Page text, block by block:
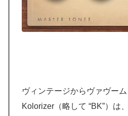
ヴィンテージからヴァヴー
Kolorizer（略して “BK”）は